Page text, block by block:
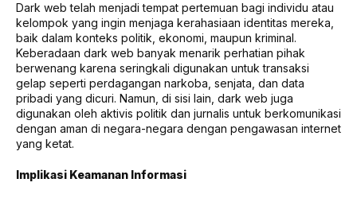
Dark web telah menjadi tempat pertemuan bagi individu atau
kelompok yang ingin menjaga kerahasiaan identitas mereka,
baik dalam konteks politik, ekonomi, maupun kriminal.
Keberadaan dark web banyak menarik perhatian pihak
berwenang karena seringkali digunakan untuk transaksi
gelap seperti perdagangan narkoba, senjata, dan data
pribadi yang dicuri. Namun, di sisi lain, dark web juga
digunakan oleh aktivis politik dan jurnalis untuk berkomunikasi
dengan aman di negara-negara dengan pengawasan internet
yang ketat.
Implikasi Keamanan Informasi